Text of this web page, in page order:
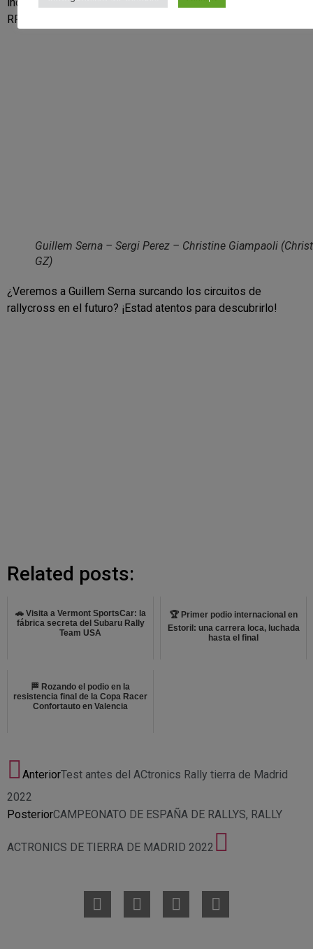
RFEda con el Peugeot 208 R2.
Guillem Serna – Sergi Perez – Christine Giampaoli
GZ)
¿Veremos a Guillem Serna surcando los circuitos de
rallycross en el futuro? ¡Estad atentos para descubrirlo!
Related posts:
🚗 Visita a Vermont SportsCar: la
fábrica secreta del Subaru Rally
Team USA
🏆 Primer podio internacional en
Estoril: una carrera loca, luchada
hasta el final
🏁 Rozando el podio en la
resistencia final de la Copa Racer
Confortauto en Valencia
AnteriorTest antes del ACtronics Rally tierra de Madrid
2022
PosteriorCAMPEONATO DE ESPAÑA DE RALLYS, RALLY
ACTRONICS DE TIERRA DE MADRID 2022